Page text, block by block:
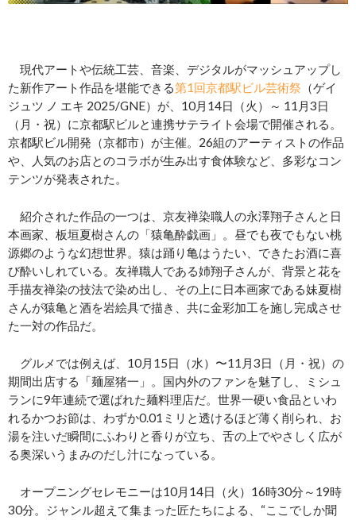
現代アートや伝統工芸、音楽、デジタルがマッシュアップし
た新作アート作品を堪能できる第1回京都駅ビル芸術祭 （ゲイ
ジュツ ノ エキ 2025/GNE）が、10月14日（火）～ 11月3日
（月・祝）に京都駅ビルと連携サテライト会場で開催される。
京都駅ビル開発（京都市）が主催。26組のアーティストの作品
や、人気のお店とのコラボが生み出す食体験など、多彩なコン
テンツが発表された。
紹介された作品の一つは、京友禅染職人の永澤翔子さんと日
本画家、板垣夏樹さんの「猿亀酔戯画」。昼でも夜でもない桃
源郷のような幻想世界。猿は踊り亀はうたい、できたお酒に喜
び酔いしれている。友禅職人である姉翔子さんが、背景と花を
手描友禅染の技法で染め出し、その上に日本画家である妹夏樹
さんが猿亀と酒を岩絵具で描き、共に金彩加工を施し完成させ
た一対の作品だ。
グルメでは例えば、10月15日（水）〜11月3日（月・祝）の
期間出店する「麺屋猪一」。国内外のファンを魅了し、ミシュ
ランに9年連続で選ばれた麺料理店だ。世界一硬い食品といわ
れるかつお節は、わずか0.01ミリと透けるほど薄く削られ、お
湯を注いだ瞬間にふわりと香りが立ち、舌の上でやさしく広が
る奥深いうまみのだし汁になっている。
オープニングセレモニーは10月14日（火）16時30分～19時
30分。ジャンル超えて集まった匠たちによる、“ここでしか聞